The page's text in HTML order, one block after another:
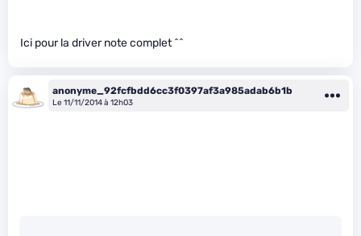
Ici pour la driver note complet ^^
anonyme_92fcfbdd6cc3f0397af3a985adab6b1b
Le 11/11/2014 à 12h03